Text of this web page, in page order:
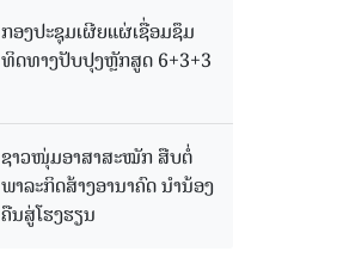
ກອງປະຊຸມເຜີຍແຜ່ເຊື່ອມຊຶມ
ທິດທາງປັບປຸງຫຼັກສູດ 6+3+3
ຊາວໜຸ່ມອາສາສະໝັກ ສືບຕໍ່
ພາລະກິດສ້າງອານາຄົດ ນໍານ້ອງ
ຄືນສູ່ໂຮງຮຽນ